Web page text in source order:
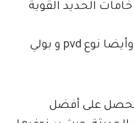
الحديد القوية
سواتر قماش: من نوع pvc وأيضا نوع pvd و بولي
لتحصل على أفضل